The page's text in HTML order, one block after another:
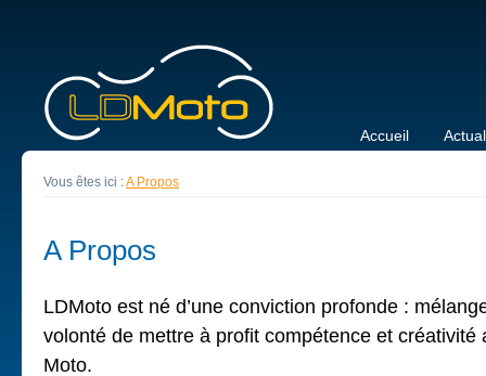
Accueil
Vous êtes ici :A Propos
A Propos
LDMoto est né d’une conviction profonde :
volonté de mettre à profit compétence et créativité
Moto.